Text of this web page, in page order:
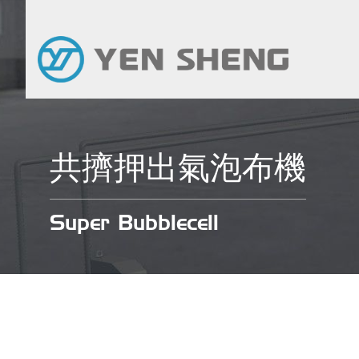
共擠押出氣泡布機
Super Bubblecell